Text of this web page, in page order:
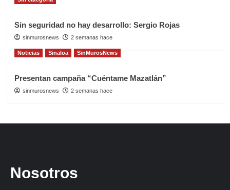
Sin seguridad no hay desarrollo: Sergio Rojas
sinmurosnews 2 semanas hace
Noticias Sinaloa SinMurosNews
Presentan campaña “Cuéntame Mazatlán”
sinmurosnews 2 semanas hace
Nosotros